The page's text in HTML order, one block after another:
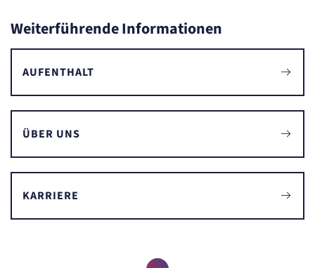
Weiterführende Informationen
AUFENTHALT
ÜBER UNS
KARRIERE